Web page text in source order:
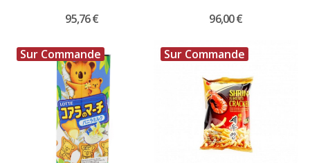
95,76 € 96,00 €
Sur Commande Sur Commande